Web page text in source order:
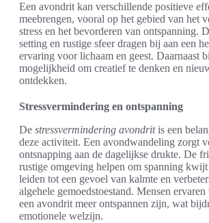
Een avondrit kan verschillende positieve
meebrengen, vooral op het gebied van het
stress en het bevorderen van ontspanning.
setting en rustige sfeer dragen bij aan een
ervaring voor lichaam en geest. Daarnaast
mogelijkheid om creatief te denken en
ontdekken.
Stressvermindering en ontspanning
De stressvermindering avondritis een
deze activiteit. Een avondwandeling zorgt
ontsnapping aan de dagelijkse drukte. De
rustige omgeving helpen om spanning
leiden tot een gevoel van kalmte en
algehele gemoedstoestand. Mensen ervaren
een avondrit meer ontspannen zijn, wat
emotionele welzijn.